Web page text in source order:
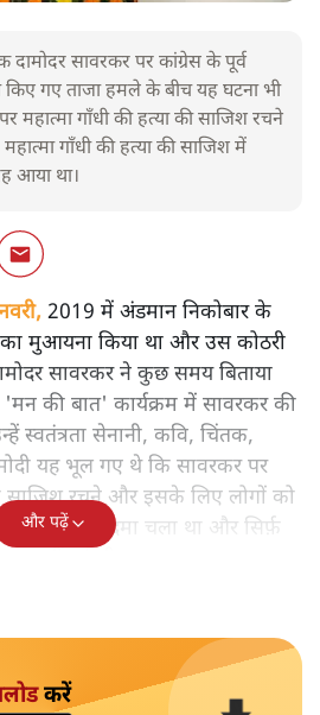
सावरकर पर कांग्रेस के पूर्व
किए गए ताजा हमले के बीच यह घटना भी
महात्मा गाँधी की हत्या की साजिश रचने
गाँधी की हत्या की साजिश में
आया था।
2019 में अंडमान निकोबार के
मुआयना किया था और उस कोठरी
सावरकर ने कुछ समय बिताया
की बात' कार्यक्रम में सावरकर की
स्वतंत्रता सेनानी, कवि, चिंतक,
यह भूल गए थे कि सावरकर पर
साजिश रचने और इसके लिए लोगों को
उन पर मुक़दमा चला था और सिर्फ़
नहीं हुई थी।
और पढ़ें
करें